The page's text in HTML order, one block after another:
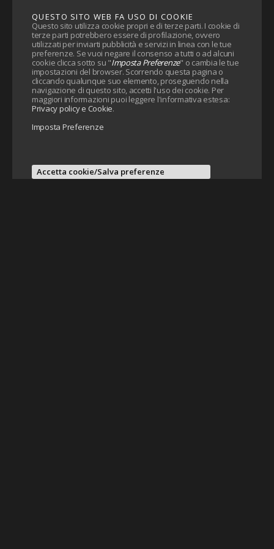
QUESTO SITO WEB FA USO DI COOKIE
Questo sito utilizza cookie propri e di terze parti. I cookie di
terze parti potrebbero essere di profilazione, ovvero
utilizzati per inviarti pubblicità e servizi in linea con le tue
preferenze. Se vuoi negare il consenso a tutti o ad alcuni
cookie clicca sotto su "Imposta Preferenze" o cambia le tue
impostazioni del browser. Scorrendo questa pagina o
cliccando qualunque suo elemento, proseguendo nella
navigazione di questo sito, accetti l'uso dei cookie. Per
maggiori informazioni puoi leggere l'informativa estesa:
Privacy policy e Cookie.
Imposta Preferenze
Accetta cookie/Salva preferenze